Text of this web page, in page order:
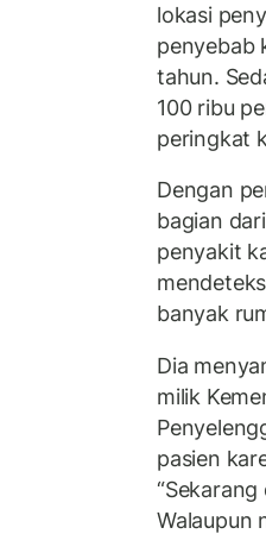
lokasi
penyebab
tahun.
100 ribu
peringkat
Dengan
bagian
penyakit
banyak
Dia
milik
pasien
Walaupun